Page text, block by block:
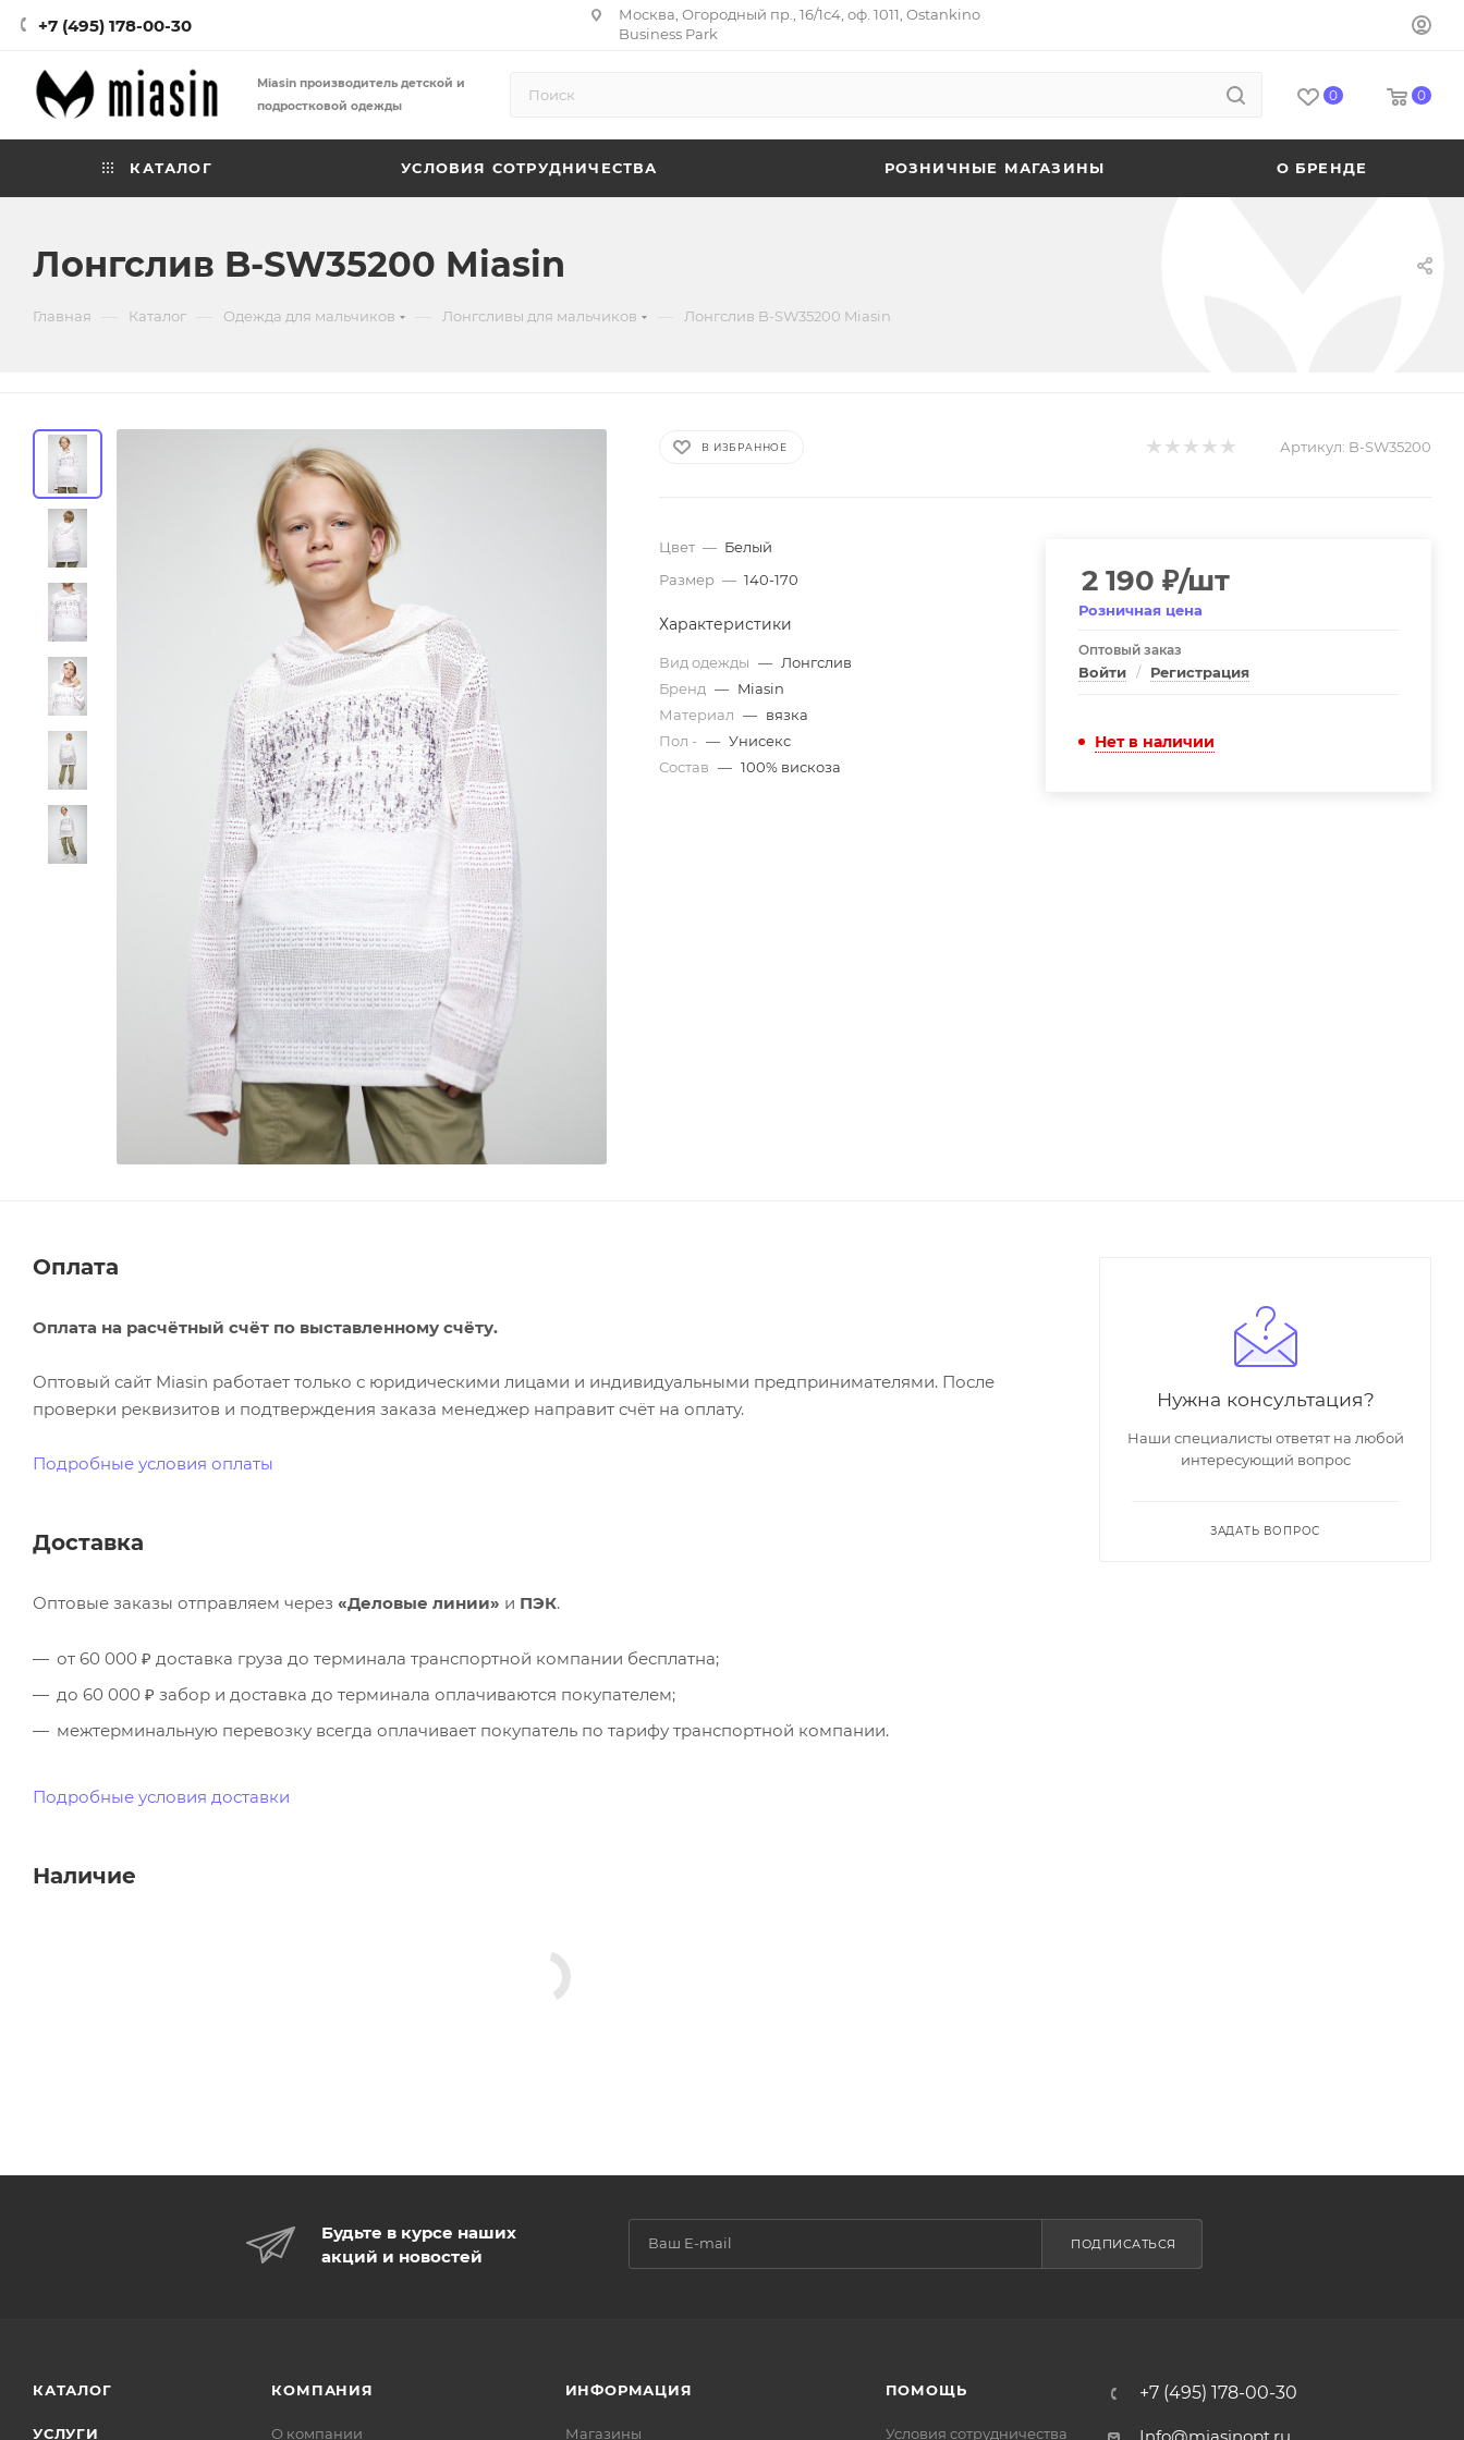
+7 (495) 178-00-30
Москва, Огородный пр., 16/1с4, оф. 1011, Ostankino
Business Park
Miasin производитель детской и
подростковой одежды
0 0
КАТАЛОГ УСЛОВИЯ СОТРУДНИЧЕСТВА РОЗНИЧНЫЕ МАГАЗИНЫ О БРЕНДЕ
Лонгслив B-SW35200 Miasin
Главная Каталог Одежда для мальчиков Лонгсливы для мальчиков Лонгслив B-SW35200 Miasin
В ИЗБРАННОЕ Артикул: B-SW35200
Цвет — Белый
Размер — 140-170
Характеристики
Вид одежды — Лонгслив
Бренд — Miasin
Материал — вязка
Пол - — Унисекс
Состав — 100% вискоза
2 190 ₽/шт
Розничная цена
Оптовый заказ
Войти / Регистрация
Нет в наличии
Оплата
Оплата на расчётный счёт по выставленному счёту.
Оптовый сайт Miasin работает только с юридическими лицами и индивидуальными предпринимателями. После
проверки реквизитов и подтверждения заказа менеджер направит счёт на оплату.
Подробные условия оплаты
Доставка
Оптовые заказы отправляем через «Деловые линии» и ПЭК.
от 60 000 ₽ доставка груза до терминала транспортной компании бесплатна;
до 60 000 ₽ забор и доставка до терминала оплачиваются покупателем;
межтерминальную перевозку всегда оплачивает покупатель по тарифу транспортной компании.
Подробные условия доставки
Наличие
Нужна консультация?
Наши специалисты ответят на любой
интересующий вопрос
ЗАДАТЬ ВОПРОС
Будьте в курсе наших
акций и новостей
ПОДПИСАТЬСЯ
КАТАЛОГ
УСЛУГИ
КОМПАНИЯ
О компании
ИНФОРМАЦИЯ
Магазины
ПОМОЩЬ
Условия сотрудничества
+7 (495) 178-00-30